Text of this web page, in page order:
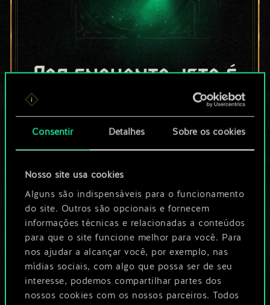
Consentir Detalhes Sobre os cookies
Nosso site usa cookies
Alguns são indispensáveis para o funcionamento
do site. Outros são opcionais e fornecem
informações técnicas e relacionadas a conteúdos
para que o site funcione melhor para você. Para
nos ajudar a alcançar você, por exemplo, nas
mídias sociais, com algo que possa ser de seu
interesse, podemos compartilhar partes dos
nossos cookies com os nossos parceiros. Todos
Por enquanto, isto é
apenas um conjunto
de cartas
compartilhado.
No entanto, dá para
ser muito mais!
Dê um nome para este baralho e crie
um guia